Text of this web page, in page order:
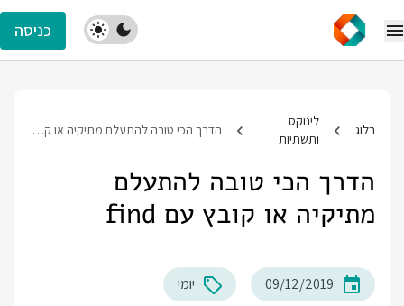
כניסה
בלוג
לינוקס
ותשתיות
הדרך הכי טובה להתעלם מתיקיה או קובץ עם find
הדרך הכי טובה להתעלם
מתיקיה או קובץ עם find
09/12/2019 יומי